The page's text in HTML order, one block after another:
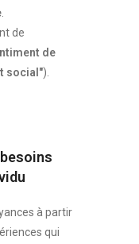
de
de
social").
à partir
qui